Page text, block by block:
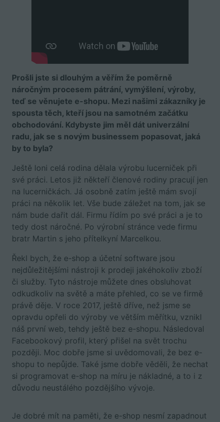
Prošli jste si dlouhým a věřím že poměrně
náročným procesem pátrání, vymýšlení, výroby,
teď se věnujete e-shopu. Mezi našimi zákazníky je
spousta těch, kteří jsou na samotném začátku
obchodování. Kdybyste jim měl dát univerzální
radu, jak se s novým businessem popasovat, jaká
by to byla?
Ještě loni celá rodina dělala výrobu lucerniček při
své práci. Letos již někteří členové rodiny pracují jen
na lucerničkách. Já osobně zatím ještě mám svojí
práci na několik let. Vše bude záležet na tom, jak se
nám bude dařit dál. Firmu řídím po své práci a je to
tedy dost náročné. Po výrobní stránce vede firmu
bratr Martin s jeho přítelkyní Marcelkou.
Řekl bych, že e-shop a účetní software jsou
nejdůležitějšími nástroji k prodeji jakéhokoliv zboží
či služby. Tyto nástroje můžete dnes obsluhovat
odkudkoliv na světě a máte přehled, co se ve firmě
právě děje. V roce 2017, ještě dříve, než jsme se
opravdu opřeli do výroby ve větším měřítku, vznikl
náš první web, tehdy ještě bez e-shopu. Následoval
Facebookový profil, který přišel na svět trochu
později. Moc dobře jsme si uvědomovali, že bez e-
shopu to nepůjde. Také jsme dobře věděli, že nechat
si programovat e-shop na míru je nákladné, a to i z
důvodu neustálého pozdějšího vývoje.
Je dobré mít na paměti, že e-shop nesmí zapadnout